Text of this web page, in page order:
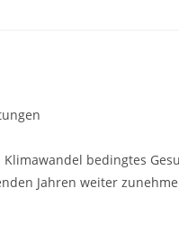
bedingtes
Jahren weiter